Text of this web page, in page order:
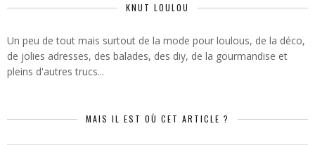
KNUT LOULOU
Un peu de tout mais surtout de la mode pour loulous, de la déco,
de jolies adresses, des balades, des diy, de la gourmandise et
pleins d'autres trucs...
MAIS IL EST OÙ CET ARTICLE ?